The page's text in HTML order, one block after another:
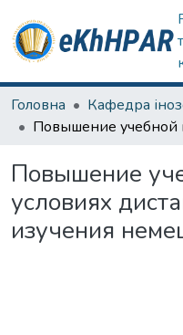
Головна
Повышение
условиях
изучения